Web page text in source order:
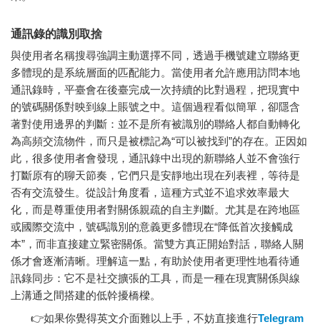
通訊錄的識別取捨
與使用者名稱搜尋強調主動選擇不同，透過手機號建立聯絡更
多體現的是系統層面的匹配能力。當使用者允許應用訪問本地
通訊錄時，平臺會在後臺完成一次持續的比對過程，把現實中
的號碼關係對映到線上賬號之中。這個過程看似簡單，卻隱含
著對使用邊界的判斷：並不是所有被識別的聯絡人都自動轉化
為高頻交流物件，而只是被標記為“可以被找到”的存在。正因如
此，很多使用者會發現，通訊錄中出現的新聯絡人並不會強行
打斷原有的聊天節奏，它們只是安靜地出現在列表裡，等待是
否有交流發生。從設計角度看，這種方式並不追求效率最大
化，而是尊重使用者對關係親疏的自主判斷。尤其是在跨地區
或國際交流中，號碼識別的意義更多體現在“降低首次接觸成
本”，而非直接建立緊密關係。當雙方真正開始對話，聯絡人關
係才會逐漸清晰。理解這一點，有助於使用者更理性地看待通
訊錄同步：它不是社交擴張的工具，而是一種在現實關係與線
上溝通之間搭建的低幹擾橋樑。
👉如果你覺得英文介面難以上手，不妨直接進行Telegram